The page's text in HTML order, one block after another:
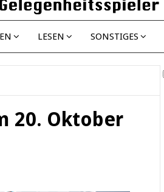
LESEN SONSTIGES
20. Oktober